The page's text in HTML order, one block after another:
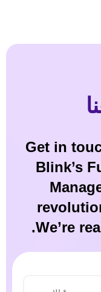
Get in
Blink’s
We’re